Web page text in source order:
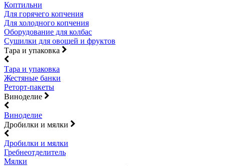
Коптильни
Для горячего копчения
Для холодного копчения
Оборудование для колбас
Сушилки для овощей и фруктов
Тара и упаковка
Тара и упаковка
Жестяные банки
Реторт-пакеты
Виноделие
Виноделие
Дробилки и мялки
Дробилки и мялки
Гребнеотделитель
Мялки